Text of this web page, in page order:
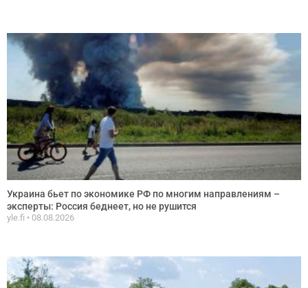
Украина бьет по экономике РФ по многим направлениям –
эксперты: Россия беднеет, но не рушится
yle.fi 08.08.2026